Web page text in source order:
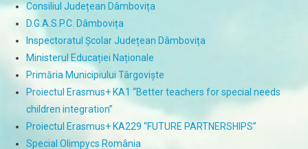
Consiliul Județean Dâmbovița
D.G.A.S.P.C. Dâmbovița
Inspectoratul Școlar Județean Dâmbovița
Ministerul Educației Naționale
Primăria Municipiului Târgoviște
Proiectul Erasmus+ KA1 “Better teachers for special needs
children integration”
Proiectul Erasmus+ KA229 “FUTURE PARTNERSHIPS”
Special Olimpycs România